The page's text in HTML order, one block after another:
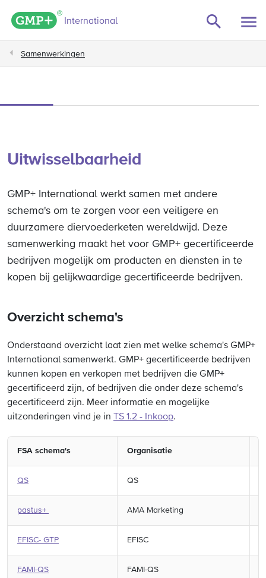
GMP+ logo
International
Samenwerkingen
Uitwisselbaarheid
GMP+ International werkt samen met andere
schema's om te zorgen voor een veiligere en
duurzamere diervoederketen wereldwijd. Deze
samenwerking maakt het voor GMP+ gecertificeerde
bedrijven mogelijk om producten en diensten in te
kopen bij gelijkwaardige gecertificeerde bedrijven.
Overzicht schema's
Onderstaand overzicht laat zien met welke schema's GMP+
International samenwerkt. GMP+ gecertificeerde bedrijven
kunnen kopen en verkopen met bedrijven die GMP+
gecertificeerd zijn, of bedrijven die onder deze schema's
gecertificeerd zijn. Meer informatie en mogelijke
uitzonderingen vind je in
TS 1.2 - Inkoop.
FSA schema's Organisatie
QS QS
pastus+ AMA Marketing
EFISC- GTP EFISC
FAMI-QS FAMI-QS